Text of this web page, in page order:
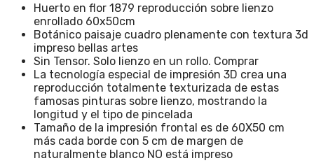
Huerto en flor 1879 reproducción sobre lienzo
enrollado 60x50cm
Botánico paisaje cuadro plenamente con textura 3d
impreso bellas artes
Sin Tensor. Solo lienzo en un rollo. Comprar
La tecnología especial de impresión 3D crea una
reproducción totalmente texturizada de estas
famosas pinturas sobre lienzo, mostrando la
longitud y el tipo de pincelada
Tamaño de la impresión frontal es de 60X50 cm
más cada borde con 5 cm de margen de
naturalmente blanco NO está impreso